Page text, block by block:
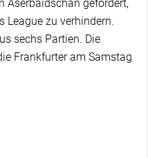
Aserbaidschan gefordert,
League zu verhindern.
sechs Partien. Die
Frankfurter am Samstag